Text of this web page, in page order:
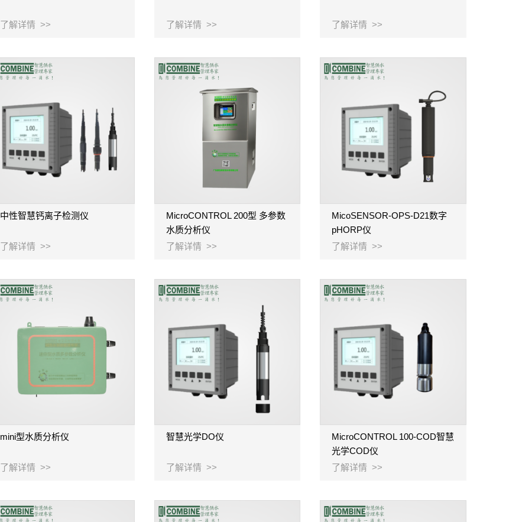
了解详情 >> 了解详情 >> 了解详情 >>
中性智慧钙离子检测仪
了解详情 >>
MicroCONTROL 200型 多参数
水质分析仪
了解详情 >>
MicoSENSOR-OPS-D21数字
pHORP仪
了解详情 >>
mini型水质分析仪
了解详情 >>
智慧光学DO仪
了解详情 >>
MicroCONTROL 100-COD智慧
光学COD仪
了解详情 >>